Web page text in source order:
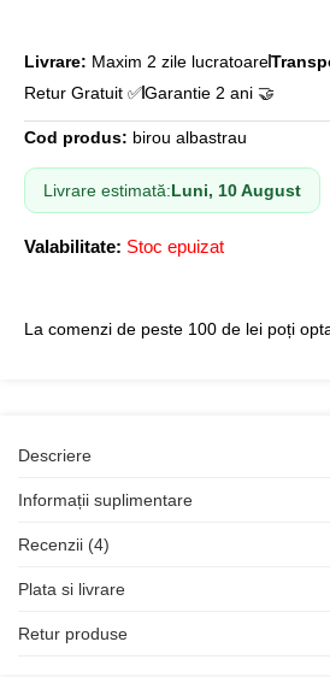
evaluări de
Livrare: Maxim 2 zile lucratoare
Retur Gratuit ✅Garantie 2 ani 🤝
Cod produs: birou albastrau
Livrare estimată:Luni, 10 August
Valabilitate: Stoc epuizat
La comenzi de peste 100 de lei poți
Descriere
Informații suplimentare
Recenzii (4)
Plata si livrare
Retur produse